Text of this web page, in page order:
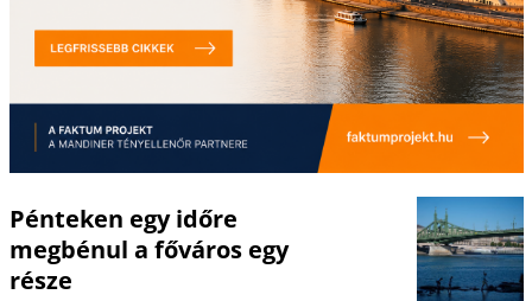
Pénteken egy időre
megbénul a főváros egy
része